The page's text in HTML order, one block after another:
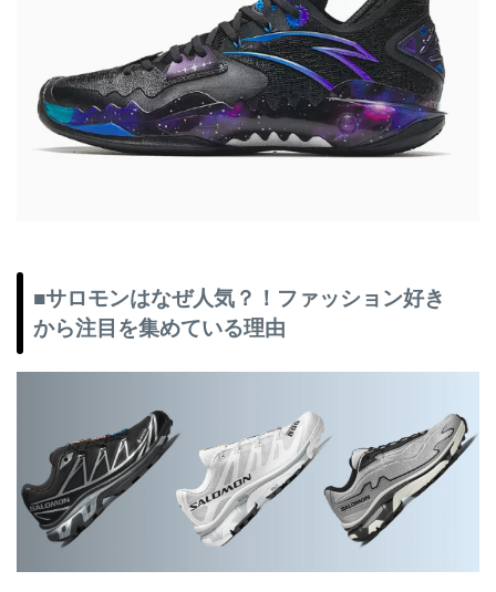
■サロモンはなぜ人気？！ファッション好き
から注目を集めている理由